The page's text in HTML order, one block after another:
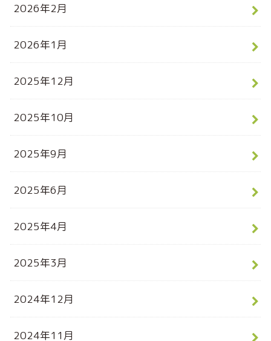
2026年2月
2026年1月
2025年12月
2025年10月
2025年9月
2025年6月
2025年4月
2025年3月
2024年12月
2024年11月